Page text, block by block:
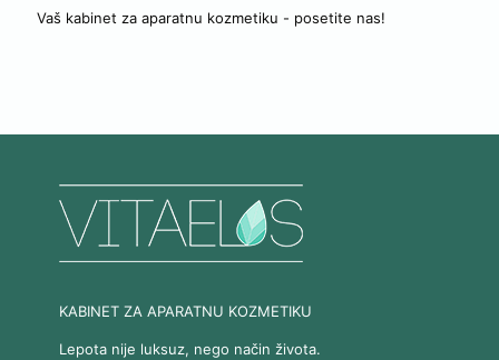
Vaš kabinet za aparatnu kozmetiku - posetite nas!
KABINET ZA APARATNU KOZMETIKU
Lepota nije luksuz, nego način života.